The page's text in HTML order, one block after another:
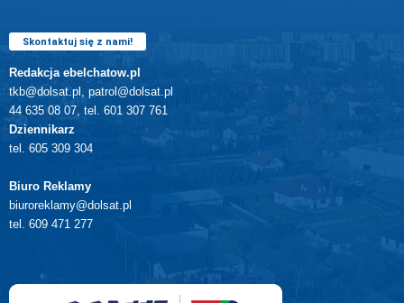
Skontaktuj się z nami!
Redakcja ebelchatow.pl
tkb@dolsat.pl, patrol@dolsat.pl
44 635 08 07, tel. 601 307 761
Dziennikarz
tel. 605 309 304
Biuro Reklamy
biuroreklamy@dolsat.pl
tel. 609 471 277